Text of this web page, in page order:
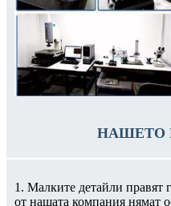
НАШЕТО
1. Малките детайли правят
от нашата компания нямат